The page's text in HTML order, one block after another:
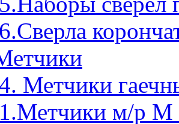
Метчики
м/р М